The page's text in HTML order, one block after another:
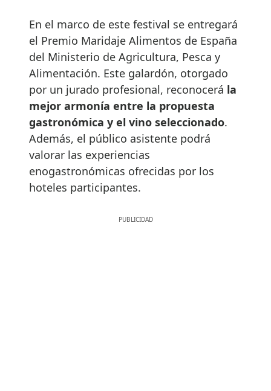
En el marco de este festival se entregará
el Premio Maridaje Alimentos de España
del Ministerio de Agricultura, Pesca y
Alimentación. Este galardón, otorgado
por un jurado profesional, reconocerá la
mejor armonía entre la propuesta
gastronómica y el vino seleccionado.
Además, el público asistente podrá
valorar las experiencias
enogastronómicas ofrecidas por los
hoteles participantes.